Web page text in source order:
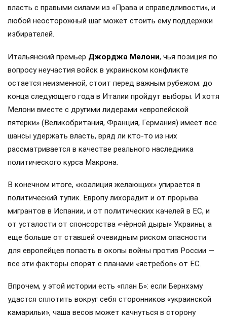
власть с правыми силами из «Права и справедливости», и
любой неосторожный шаг может стоить ему поддержки
избирателей.
Итальянский премьер Джорджа Мелони, чья позиция по
вопросу неучастия войск в украинском конфликте
остается неизменной, стоит перед важным рубежом: до
конца следующего года в Италии пройдут выборы. И хотя
Мелони вместе с другими лидерами «европейской
пятерки» (Великобритания, Франция, Германия) имеет все
шансы удержать власть, вряд ли кто-то из них
рассматривается в качестве реального наследника
политического курса Макрона.
В конечном итоге, «коалиция желающих» упирается в
политический тупик. Европу лихорадит и от прорыва
мигрантов в Испании, и от политических качелей в ЕС, и
от усталости от спонсорства «чёрной дыры» Украины, а
еще больше от ставшей очевидным риском опасности
для европейцев попасть в окопы войны против России —
все эти факторы спорят с планами «ястребов» от ЕС.
Впрочем, у этой истории есть «план Б»: если Бернхэму
удастся сплотить вокруг себя сторонников «украинской
камарильи», чаша весов может качнуться в сторону